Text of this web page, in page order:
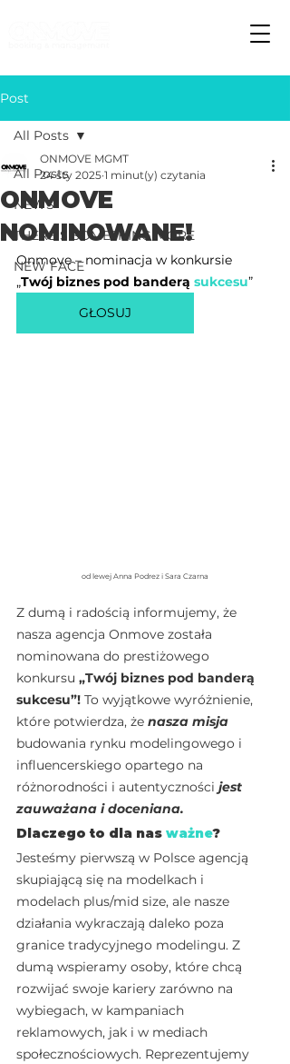
Post
All Posts
NEWS
THERE S SOMETHING MORE
NEW FACE
All Posts
ONMOVE
NOMINOWANE!
ONMOVE MGMT
24 sty 2025 1 minut(y) czytania
Onmove – nominacja w konkursie
„Twój biznes pod banderą sukcesu”
GŁOSUJ
od lewej Anna Podrez i Sara Czarna
Z dumą i radością informujemy, że
nasza agencja Onmove została
nominowana do prestiżowego
konkursu „Twój biznes pod banderą
sukcesu”! To wyjątkowe wyróżnienie,
które potwierdza, że nasza misja
budowania rynku modelingowego i
influencerskiego opartego na
różnorodności i autentyczności jest
zauważana i doceniana.
Dlaczego to dla nas ważne?
Jesteśmy pierwszą w Polsce agencją
skupiającą się na modelkach i
modelach plus/mid size, ale nasze
działania wykraczają daleko poza
granice tradycyjnego modelingu. Z
dumą wspieramy osoby, które chcą
rozwijać swoje kariery zarówno na
wybiegach, w kampaniach
reklamowych, jak i w mediach
społecznościowych. Reprezentujemy